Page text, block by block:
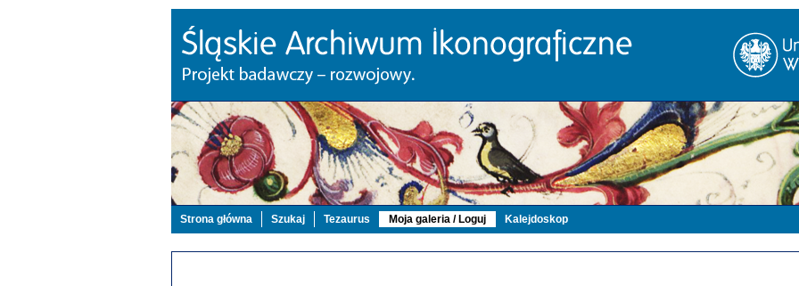
Strona główna Szukaj Tezaurus Moja galeria / Loguj Kalejdoskop